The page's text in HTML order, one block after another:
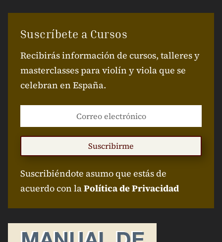
Suscríbete a Cursos
Recibirás información de cursos, talleres y
masterclasses para violín y viola que se
celebran en España.
Suscribirme
Suscribiéndote asumo que estás de
acuerdo con laPolítica de Privacidad